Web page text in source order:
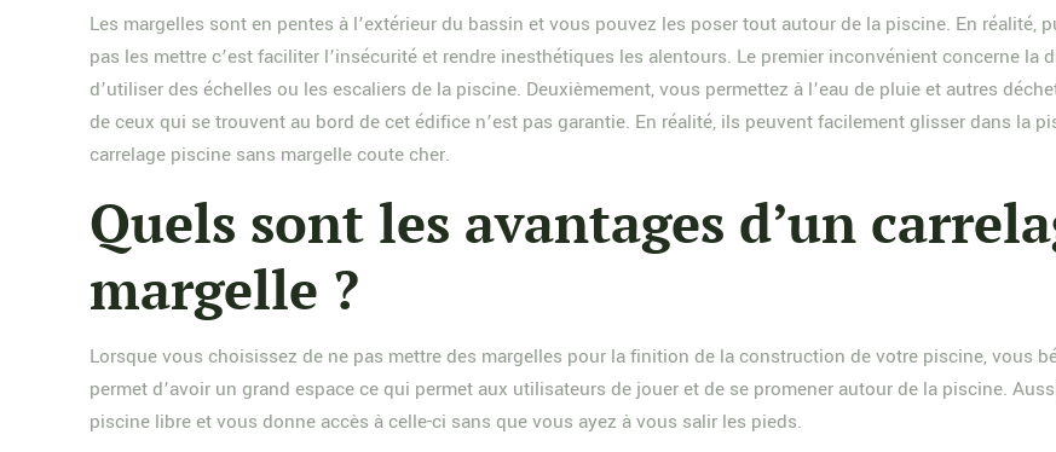
Les margelles sont en pentes à l’extérieur du bassin et vous pouvez les poser tout autour de la piscine. En réalité,
pas les mettre c’est faciliter l’insécurité et rendre inesthétiques les alentours. Le premier inconvénient concerne
d’utiliser des échelles ou les escaliers de la piscine. Deuxièmement, vous permettez à l’eau de pluie et autres
de ceux qui se trouvent au bord de cet édifice n’est pas garantie. En réalité, ils peuvent facilement glisser dans la
carrelage piscine sans margelle coute cher.
Quels sont les avantages d’un
margelle ?
Lorsque vous choisissez de ne pas mettre des margelles pour la finition de la construction de votre piscine, vous
permet d’avoir un grand espace ce qui permet aux utilisateurs de jouer et de se promener autour de la piscine.
piscine libre et vous donne accès à celle-ci sans que vous ayez à vous salir les pieds.